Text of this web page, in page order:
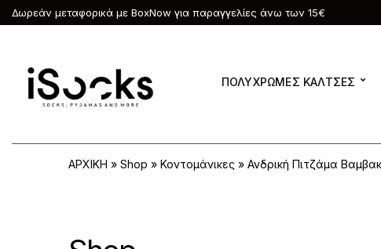
Δωρεάν μεταφορικά με BoxNow για παραγγελίες άνω των 15€
ΠΟΛΥΧΡΩΜΕΣ ΚΑΛΤΣΕΣ
ΑΡΧΙΚΗ » Shop » Κοντομάνικες » Ανδρική Πιτζάμα